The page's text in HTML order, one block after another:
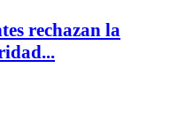
rechazan la